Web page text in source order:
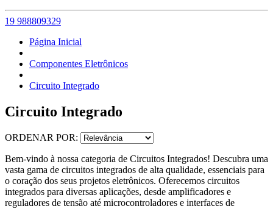
19 988809329
Página Inicial
Componentes Eletrônicos
Circuito Integrado
Circuito Integrado
ORDENAR POR:
Bem-vindo à nossa categoria de Circuitos Integrados! Descubra uma
vasta gama de circuitos integrados de alta qualidade, essenciais para
o coração dos seus projetos eletrônicos. Oferecemos circuitos
integrados para diversas aplicações, desde amplificadores e
reguladores de tensão até microcontroladores e interfaces de